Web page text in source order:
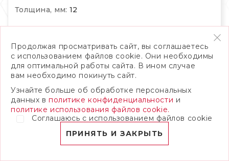
Толщина, мм: 12
Поверхности:Matte
Продолжая просматривать сайт, вы соглашаетесь
с использованием файлов cookie. Они необходимы
для оптимальной работы сайта. В ином случае
вам необходимо покинуть сайт.
Узнайте больше об обработке персональных
данных вполитике конфиденциальности и
политике использования файлов cookie.
Соглашаюсь с использованием файлов cookie
ПРИНЯТЬ И ЗАКРЫТЬ